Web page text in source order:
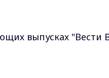
выпусках "Вести